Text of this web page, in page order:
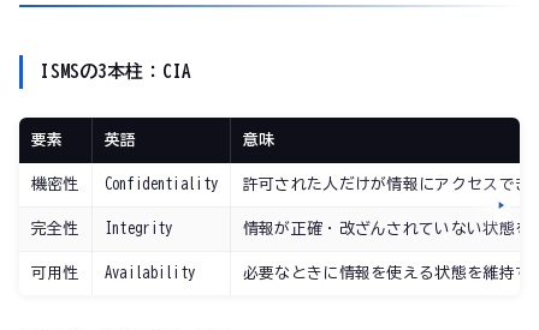
ISMSの3本柱：CIA
要素 英語 意味
機密性 Confidentiality 許可された人だけが情報にアクセスでき
完全性 Integrity 情報が正確・改ざんされていない状態を
可用性 Availability 必要なときに情報を使える状態を維持す